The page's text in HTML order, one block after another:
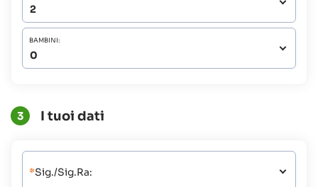
BAMBINI:
3 I tuoi dati
*Sig./Sig.ra: